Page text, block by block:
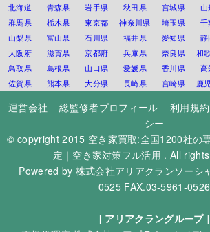
北海道 青森県 岩手県 秋田県 宮城県 山
群馬県
栃木県 東京都 神奈川県 埼玉県 千
山梨県
富山県 石川県 福井県 愛知県 静
大阪府
滋賀県 京都府 兵庫県 奈良県 和
鳥取県
島根県 山口県 愛媛県 香川県 高
佐賀県
熊本県 大分県 長崎県 宮崎県 鹿
運営会社 総監修者プロフィール 利用規約
シー
© copyright 2015 空き家買取:全国1200社の
定｜空き家対策フル活用 . All
Powered by 株式会社アリアクランソーシ
0525 FAX.03-5961-0526
[ アリアクラングループ]